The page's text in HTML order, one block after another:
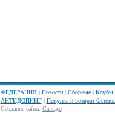
ФЕДЕРАЦИЯ| Новости| Сборные| Клубы
АНТИДОПИНГ| Покупка и возврат
Создание сайта: Салюдо